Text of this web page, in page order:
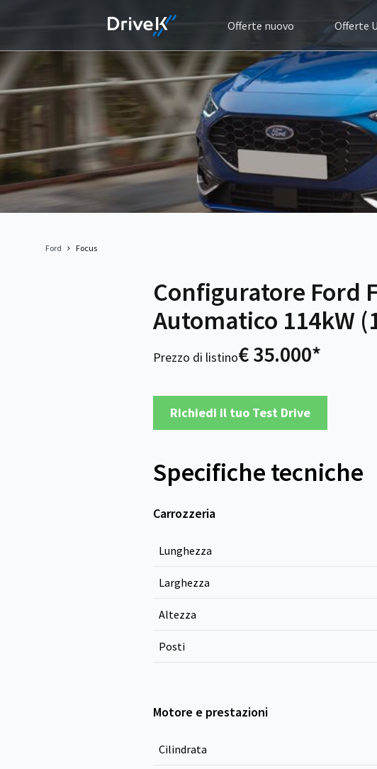
Offerte nuovo Offerte
Ford Focus
Configuratore Ford
Automatico 114kW
Prezzo di listino€ 35.000*
Richiedi il tuo Test Drive
Specifiche tecniche
Carrozzeria
Lunghezza
Larghezza
Altezza
Posti
Motore e prestazioni
Cilindrata